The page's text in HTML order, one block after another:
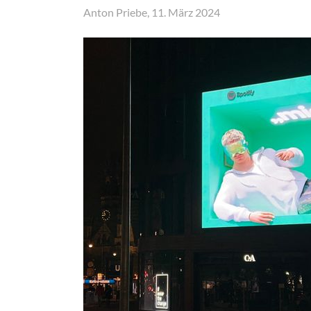
Anton Priebe, 11. März 2024